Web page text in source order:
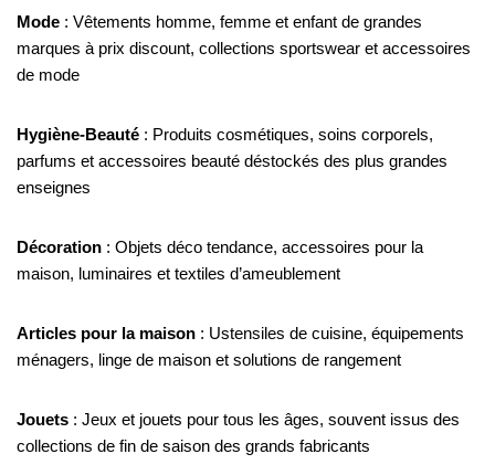
Mode : Vêtements homme, femme et enfant de grandes
marques à prix discount, collections sportswear et accessoires
de mode
Hygiène-Beauté : Produits cosmétiques, soins corporels,
parfums et accessoires beauté déstockés des plus grandes
enseignes
Décoration : Objets déco tendance, accessoires pour la
maison, luminaires et textiles d’ameublement
Articles pour la maison : Ustensiles de cuisine, équipements
ménagers, linge de maison et solutions de rangement
Jouets : Jeux et jouets pour tous les âges, souvent issus des
collections de fin de saison des grands fabricants